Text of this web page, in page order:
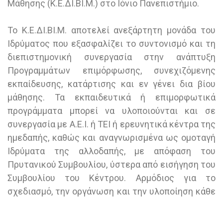
Μάθησης (Κ.Ε.ΔΙ.ΒΙ.Μ.) στο Ιόνιο Πανεπιστήμιο.
Το Κ.Ε.ΔΙ.ΒΙ.Μ. αποτελεί ανεξάρτητη μονάδα του
Ιδρύματος που εξασφαλίζει το συντονισμό και τη
διεπιστημονική συνεργασία στην ανάπτυξη
Προγραμμάτων επιμόρφωσης, συνεχιζόμενης
εκπαίδευσης, κατάρτισης και εν γένει δια βίου
μάθησης. Τα εκπαιδευτικά ή επιμορφωτικά
προγράμματα μπορεί να υλοποιούνται και σε
συνεργασία με Α.Ε.Ι. ή ΤΕΙ ή ερευνητικά κέντρα της
ημεδαπής, καθώς και αναγνωρισμένα ως ομοταγή
Ιδρύματα της αλλοδαπής, με απόφαση του
Πρυτανικού Συμβουλίου, ύστερα από εισήγηση του
Συμβουλίου του Κέντρου. Αρμόδιος για το
σχεδιασμό, την οργάνωση και την υλοποίηση κάθε